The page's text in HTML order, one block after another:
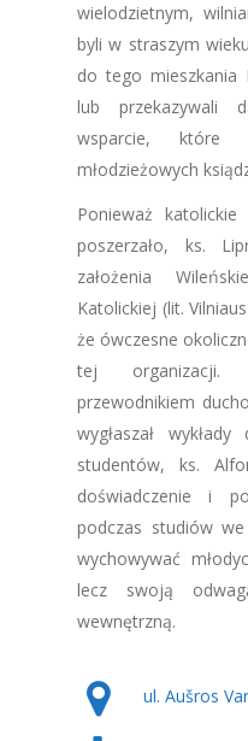
wielodzietnym,
byli w straszym
do tego mieszkania
lub przekazywali
wsparcie, które
młodzieżowych
Ponieważ
poszerzało, ks.
założenia
Katolickiej (lit.
że ówczesne
tej organizacji.
przewodnikiem
wygłaszał
studentów, ks.
doświadczenie i
podczas studiów
wychowywać
lecz swoją
wewnętrzną.
ul. Aušros